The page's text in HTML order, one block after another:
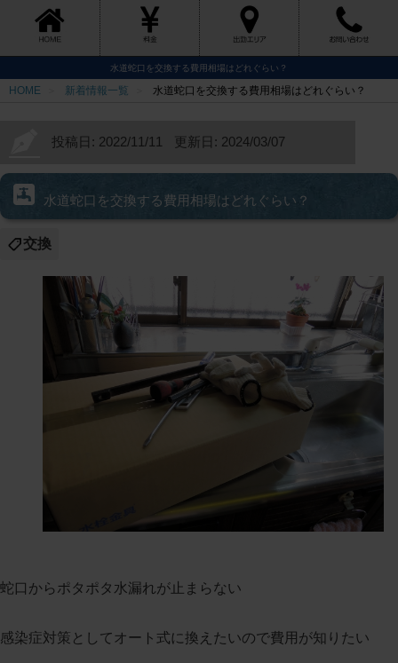
水道蛇口を交換する費用相場はどれぐらい？
HOME 新着情報一覧 水道蛇口を交換する費用相場はどれぐらい？
投稿日: 2022/11/11 更新日: 2024/03/07
水道蛇口を交換する費用相場はどれぐらい？
交換
蛇口からポタポタ水漏れが止まらない
感染症対策としてオート式に換えたいので費用が知りたい